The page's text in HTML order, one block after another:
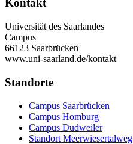
Kontakt
Universität des Saarlandes
Campus
66123 Saarbrücken
www.uni-saarland.de/kontakt
Standorte
Campus Saarbrücken
Campus Homburg
Campus Dudweiler
Standort Meerwiesertalweg